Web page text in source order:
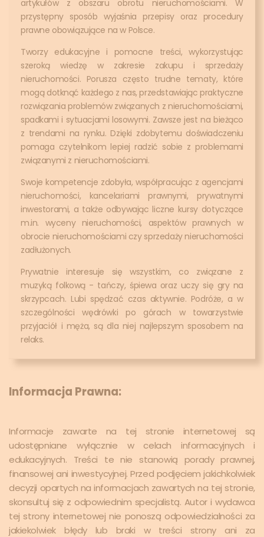
artykułów z obszaru obrotu nieruchomościami. W
przystępny sposób wyjaśnia przepisy oraz procedury
prawne obowiązujące na w Polsce.
Tworzy edukacyjne i pomocne treści, wykorzystując
szeroką wiedzę w zakresie zakupu i sprzedaży
nieruchomości. Porusza często trudne tematy, które
mogą dotknąć każdego z nas, przedstawiając praktyczne
rozwiązania problemów związanych z nieruchomościami,
spadkami i sytuacjami losowymi. Zawsze jest na bieżąco
z trendami na rynku. Dzięki zdobytemu doświadczeniu
pomaga czytelnikom lepiej radzić sobie z problemami
związanymi z nieruchomościami.
Swoje kompetencje zdobyła, współpracując z agencjami
nieruchomości, kancelariami prawnymi, prywatnymi
inwestorami, a także odbywając liczne kursy dotyczące
m.in. wyceny nieruchomości, aspektów prawnych w
obrocie nieruchomościami czy sprzedaży nieruchomości
zadłużonych.
Prywatnie interesuje się wszystkim, co związane z
muzyką folkową - tańczy, śpiewa oraz uczy się gry na
skrzypcach. Lubi spędzać czas aktywnie. Podróże, a w
szczególności wędrówki po górach w towarzystwie
przyjaciół i męża, są dla niej najlepszym sposobem na
relaks.
Informacja Prawna:
Informacje zawarte na tej stronie internetowej są
udostępniane wyłącznie w celach informacyjnych i
edukacyjnych. Treści te nie stanowią porady prawnej,
finansowej ani inwestycyjnej. Przed podjęciem jakichkolwiek
decyzji opartych na informacjach zawartych na tej stronie,
skonsultuj się z odpowiednim specjalistą. Autor i wydawca
tej strony internetowej nie ponoszą odpowiedzialności za
jakiekolwiek błędy lub braki w treści strony ani za